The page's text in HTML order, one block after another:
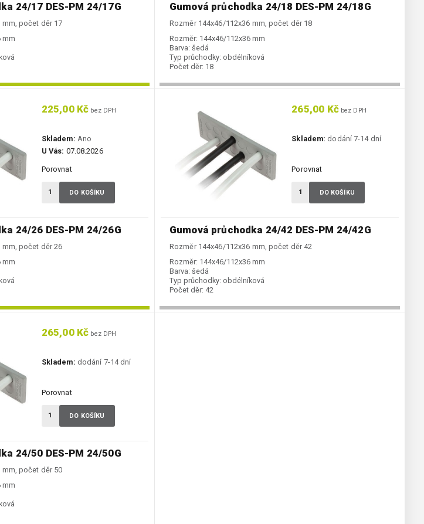
24/17 DES-PM 24/17G
mm, počet děr 17
mm
Gumová průchodka 24/18 DES-PM 24/18G
Rozměr 144x46/112x36 mm, počet děr 18
Rozměr: 144x46/112x36 mm
Barva: šedá
Typ průchodky: obdélníková
Počet děr: 18
24/26 DES-PM 24/26G
mm, počet děr 26
mm
225,00 Kč bez DPH
Skladem: Ano
U Vás: 07.08.2026
Porovnat
DO KOŠÍKU
Gumová průchodka 24/42 DES-PM 24/42G
Rozměr 144x46/112x36 mm, počet děr 42
Rozměr: 144x46/112x36 mm
Barva: šedá
Typ průchodky: obdélníková
Počet děr: 42
265,00 Kčbez DPH
Skladem: dodání 7-14 dní
Porovnat
DO KOŠÍKU
24/50 DES-PM 24/50G
mm, počet děr 50
mm
265,00 Kč bez DPH
Skladem: dodání 7-14 dní
Porovnat
DO KOŠÍKU